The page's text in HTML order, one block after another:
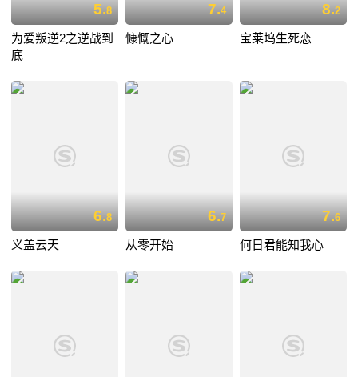
5.8
为爱叛逆2之逆战到
底
7.4
慷慨之心
8.2
宝莱坞生死恋
6.8
义盖云天
6.7
从零开始
7.6
何日君能知我心